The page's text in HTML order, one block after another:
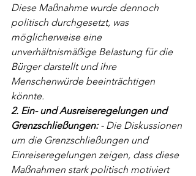
Diese Maßnahme wurde dennoch
politisch durchgesetzt, was
möglicherweise eine
unverhältnismäßige Belastung für die
Bürger darstellt und ihre
Menschenwürde beeinträchtigen
könnte.
2. Ein- und Ausreiseregelungen und
Grenzschließungen: - Die Diskussionen
um die Grenzschließungen und
Einreiseregelungen zeigen, dass diese
Maßnahmen stark politisch motiviert